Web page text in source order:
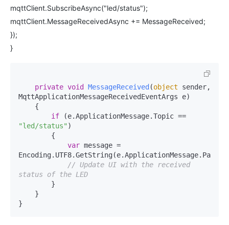
mqttClient.SubscribeAsync("led/status");
mqttClient.MessageReceivedAsync += MessageReceived;
});
}
private void MessageReceived (object sender,
MqttApplicationMessageReceivedEventArgs e)
if
"led/status" )
var message =
// Update UI with the received
status of the LED